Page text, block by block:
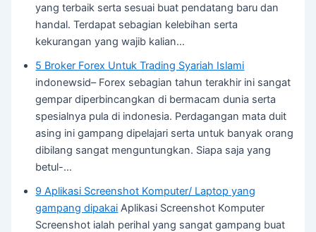
yang terbaik serta sesuai buat pendatang baru dan
handal. Terdapat sebagian kelebihan serta
kekurangan yang wajib kalian…
5 Broker Forex Untuk Trading Syariah Islami
indonewsid– Forex sebagian tahun terakhir ini sangat
gempar diperbincangkan di bermacam dunia serta
spesialnya pula di indonesia. Perdagangan mata duit
asing ini gampang dipelajari serta untuk banyak orang
dibilang sangat menguntungkan. Siapa saja yang
betul-…
9 Aplikasi Screenshot Komputer/ Laptop yang
gampang dipakai Aplikasi Screenshot Komputer
Screenshot ialah perihal yang sangat gampang buat